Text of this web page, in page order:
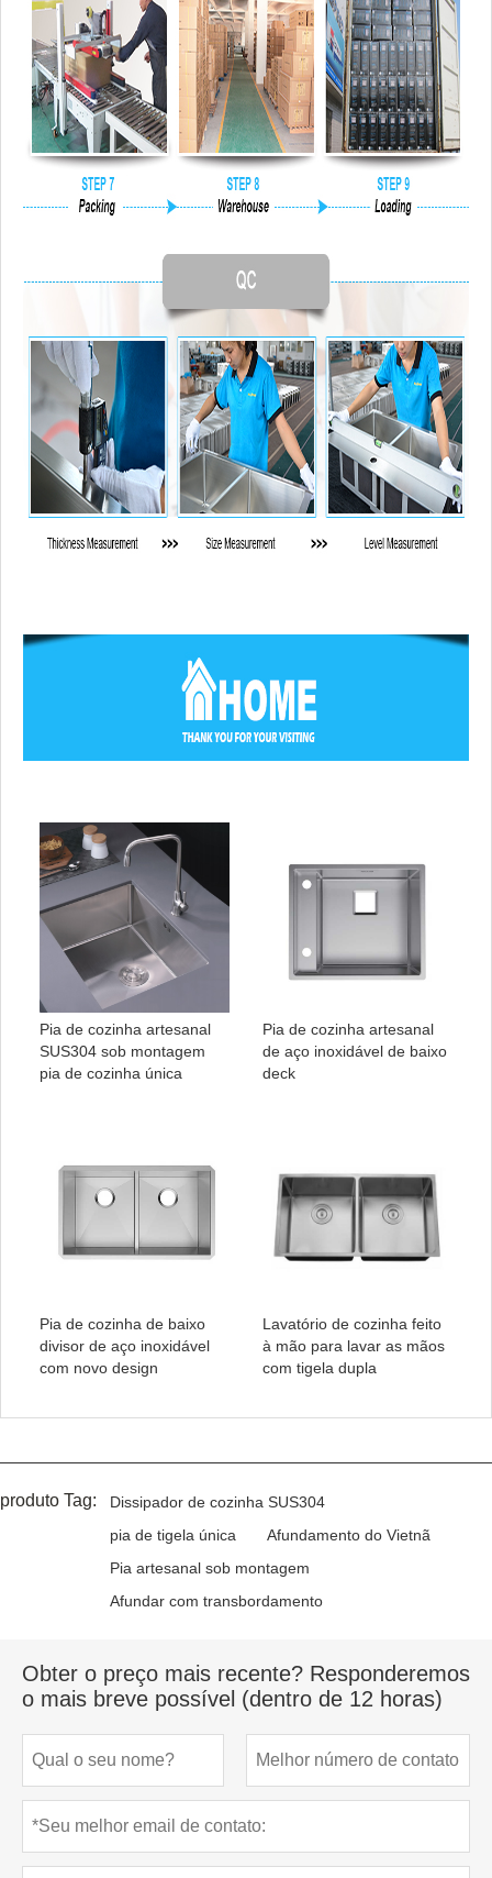
Pia de cozinha artesanal
SUS304 sob montagem
pia de cozinha única
Pia de cozinha artesanal
de aço inoxidável de baixo
deck
Pia de cozinha de baixo
divisor de aço inoxidável
com novo design
Lavatório de cozinha feito
à mão para lavar as mãos
com tigela dupla
produto Tag:
Dissipador de cozinha SUS304
pia de tigela única
Afundamento do Vietnã
Pia artesanal sob montagem
Afundar com transbordamento
Obter o preço mais recente? Responderemos
o mais breve possível (dentro de 12 horas)